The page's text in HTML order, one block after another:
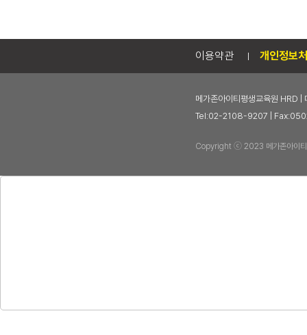
이용약관 개인정보
메가존아이티평생교육원 HRD
Tel:02-2108-9207 |
Copyright ⓒ 2023 메가존아이